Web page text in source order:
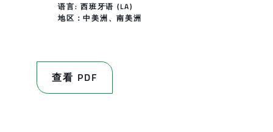
语言: 西班牙语 (LA)
地区：中美洲、南美洲
查看 PDF